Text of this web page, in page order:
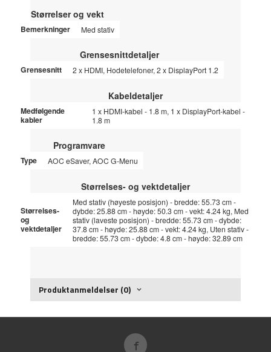
Størrelser og vekt
Bemerkninger Med stativ
Grensesnittdetaljer
Grensesnitt 2 x HDMI, Hodetelefoner, 2 x DisplayPort 1.2
Kabeldetaljer
Medfølgende
kabler
1 x HDMI-kabel - 1.8 m, 1 x DisplayPort-kabel -
1.8 m
Programvare
Type AOC eSaver, AOC G-Menu
Størrelses- og vektdetaljer
Størrelses-
og
vektdetaljer
Med stativ (høyeste posisjon) - bredde: 55.73 cm -
dybde: 25.88 cm - høyde: 50.3 cm - vekt: 4.24 kg, Med
stativ (laveste posisjon) - bredde: 55.73 cm - dybde:
37.8 cm - høyde: 25.88 cm - vekt: 4.24 kg, Uten stativ -
bredde: 55.73 cm - dybde: 4.8 cm - høyde: 32.89 cm
Produktanmeldelser (0)